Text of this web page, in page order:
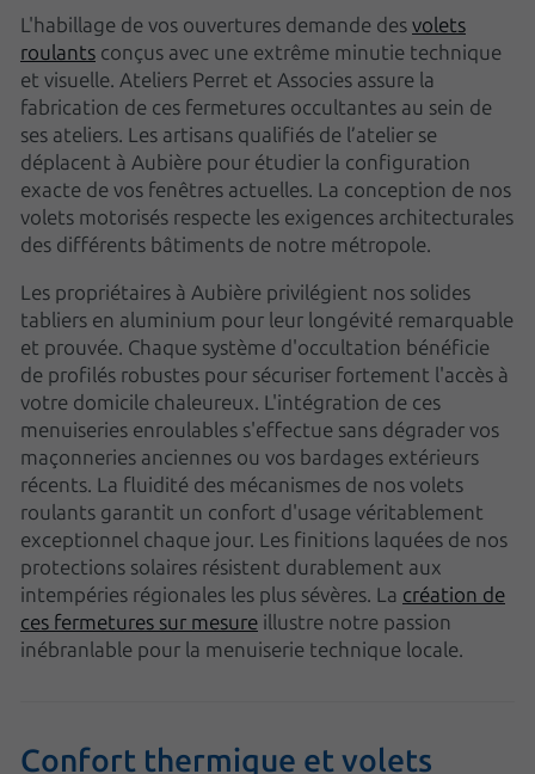
L'habillage de vos ouvertures demande des volets
roulants conçus avec une extrême minutie technique
et visuelle. Ateliers Perret et Associes assure la
fabrication de ces fermetures occultantes au sein de
ses ateliers. Les artisans qualifiés de l’atelier se
déplacent à Aubière pour étudier la configuration
exacte de vos fenêtres actuelles. La conception de nos
volets motorisés respecte les exigences architecturales
des différents bâtiments de notre métropole.
Les propriétaires à Aubière privilégient nos solides
tabliers en aluminium pour leur longévité remarquable
et prouvée. Chaque système d'occultation bénéficie
de profilés robustes pour sécuriser fortement l'accès à
votre domicile chaleureux. L'intégration de ces
menuiseries enroulables s'effectue sans dégrader vos
maçonneries anciennes ou vos bardages extérieurs
récents. La fluidité des mécanismes de nos volets
roulants garantit un confort d'usage véritablement
exceptionnel chaque jour. Les finitions laquées de nos
protections solaires résistent durablement aux
intempéries régionales les plus sévères. La création de
ces fermetures sur mesure illustre notre passion
inébranlable pour la menuiserie technique locale.
Confort thermique et volets